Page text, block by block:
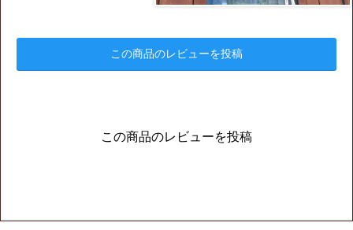
この商品のレビューを投稿
この商品のレビューを投稿